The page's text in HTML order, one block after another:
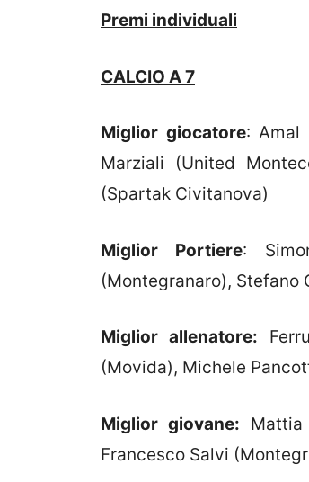
Premi individuali
CALCIO A 7
Miglior giocatore: Amal
Marziali (United
(Spartak Civitanova)
Miglior Portiere:
(Montegranaro), Stefano
Miglior allenatore:
(Movida), Michele
Miglior giovane: Mattia
Francesco Salvi